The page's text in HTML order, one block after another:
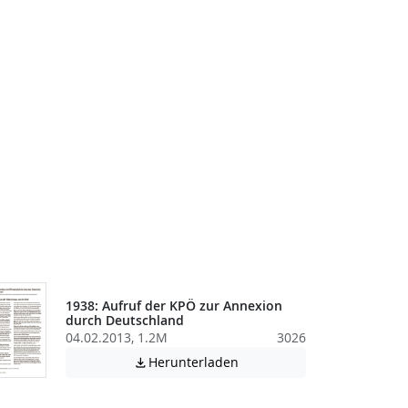
enthält unter Umständen nicht barrierefreie Inhalte!
1938: Aufruf der KPÖ zur Annexion
durch Deutschland
04.02.2013, 1.2M
3026
 HerunterladenAchtung: Diese Datei